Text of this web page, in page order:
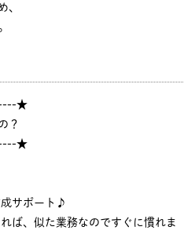
、
★
？
★
サポート♪
ば、似た業務なのですぐに慣れま